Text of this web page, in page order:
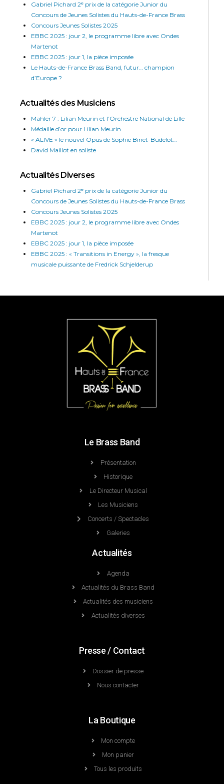
Gabriel Pichard 2ᵉ prix de la catégorie Junior du
Concours de Jeunes Solistes du Hauts-de-France Brass
Concours Jeunes Solistes 2025
EBBC 2025 : jour 2, le programme libre avec Ondes
Martenot
EBBC 2025 : jour 1, la pièce imposée
Le Hauts-de-France Brass Band, futur… champion
d’Europe ?
Actualités des Musiciens
Mahler 7 : Lilian Meurin et l’Orchestre National de Lille
Médaille d’or pour Lilian Meurin
« ALIVE » le nouvel Opus de Sophie Binet-Budelot…
David Maillot en soliste
Actualités Diverses
Gabriel Pichard 2ᵉ prix de la catégorie Junior du
Concours de Jeunes Solistes du Hauts-de-France Brass
Concours Jeunes Solistes 2025
EBBC 2025 : jour 2, le programme libre avec Ondes
Martenot
EBBC 2025 : jour 1, la pièce imposée
EBBC 2025 : « Transitions in Energy », la fresque
musicale puissante de Fredrick Schjelderup
Le Brass Band
Présentation
Historique
Le Directeur Musical
Les Musiciens
Concerts / Spectacles
Galeries
Actualités
Agenda
Actualités du Brass Band
Actualités des musiciens
Actualités diverses
Presse / Contact
Dossier de presse
Nous contacter
La Boutique
Mon compte
Mon panier
Tous les produits